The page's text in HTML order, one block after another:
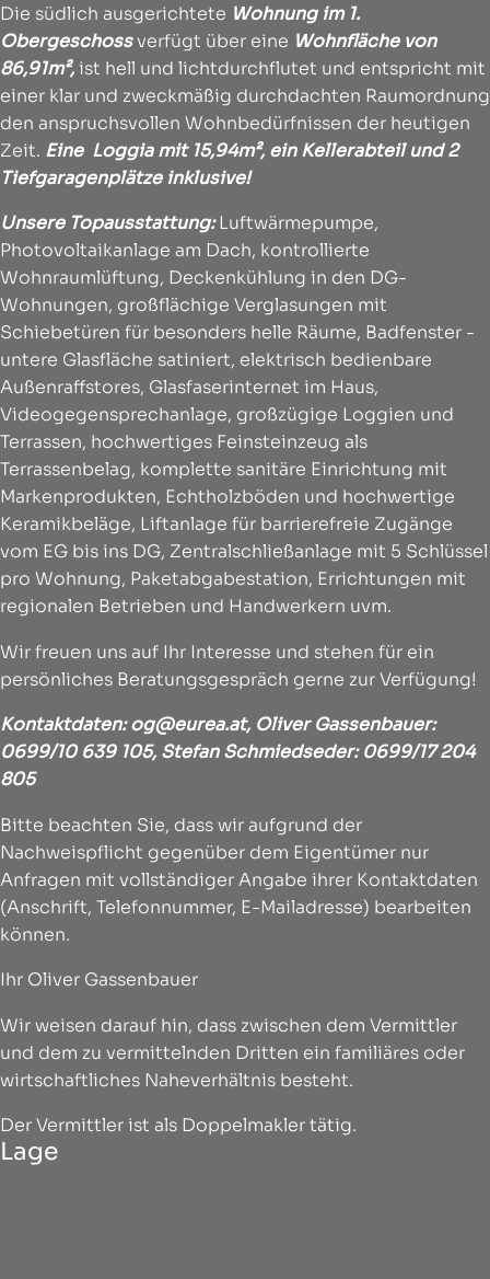
Die südlich ausgerichtete Wohnung im 1.
Obergeschossverfügt über eine Wohnfläche von
86,91m²,ist hell und lichtdurchflutet und entspricht mit
einer klar und zweckmäßig durchdachten Raumordnung
den anspruchsvollen Wohnbedürfnissen der heutigen
Zeit. Eine Loggia mit 15,94m², ein Kellerabteil und 2
Tiefgaragenplätze inklusive!
Unsere Topausstattung:Luftwärmepumpe,
Photovoltaikanlage am Dach, kontrollierte
Wohnraumlüftung, Deckenkühlung in den DG-
Wohnungen, großflächige Verglasungen mit
Schiebetüren für besonders helle Räume, Badfenster -
untere Glasfläche satiniert, elektrisch bedienbare
Außenraffstores, Glasfaserinternet im Haus,
Videogegensprechanlage, großzügige Loggien und
Terrassen, hochwertiges Feinsteinzeug als
Terrassenbelag, komplette sanitäre Einrichtung mit
Markenprodukten, Echtholzböden und hochwertige
Keramikbeläge, Liftanlage für barrierefreie Zugänge
vom EG bis ins DG, Zentralschließanlage mit 5 Schlüssel
pro Wohnung, Paketabgabestation, Errichtungen mit
regionalen Betrieben und Handwerkern uvm.
Wir freuen uns auf Ihr Interesse und stehen für ein
persönliches Beratungsgespräch gerne zur Verfügung!
Kontaktdaten:og@eurea.at, Oliver Gassenbauer:
0699/10 639 105, Stefan Schmiedseder:0699/17 204
805
Bitte beachten Sie, dass wir aufgrund der
Nachweispflicht gegenüber dem Eigentümer nur
Anfragen mit vollständiger Angabe ihrer Kontaktdaten
(Anschrift, Telefonnummer, E-Mailadresse) bearbeiten
können.
Ihr Oliver Gassenbauer
Wir weisen darauf hin, dass zwischen dem Vermittler
und dem zu vermittelnden Dritten ein familiäres oder
wirtschaftliches Naheverhältnis besteht.
Der Vermittler ist als Doppelmakler tätig.
Lage